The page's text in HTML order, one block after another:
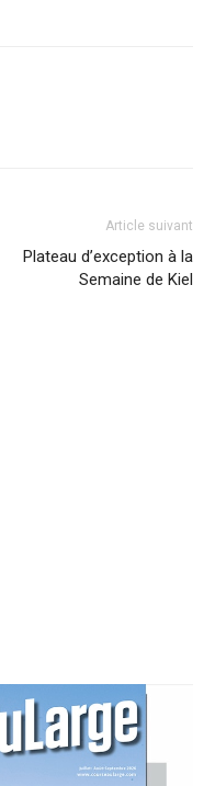
Article suivant
Plateau d’exception à la
Semaine de Kiel